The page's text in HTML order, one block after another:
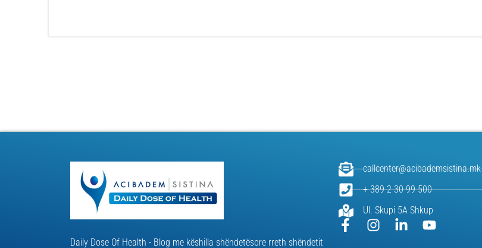
Daily Dose Of Health - Blog me këshilla shëndetësore rreth shëndetit
callcenter@acibademsistina.mk
+ 389 2 30 99 500
Ul. Skupi 5A Shkup